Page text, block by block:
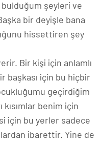
şeyleri ve
bir deyişle bana
hissettiren şey
Bir kişi için anlamlı
başkası için bu hiçbir
geçirdiğim
benim için
için bu yerler sadece
ibarettir. Yine de